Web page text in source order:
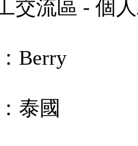
Berry
泰國